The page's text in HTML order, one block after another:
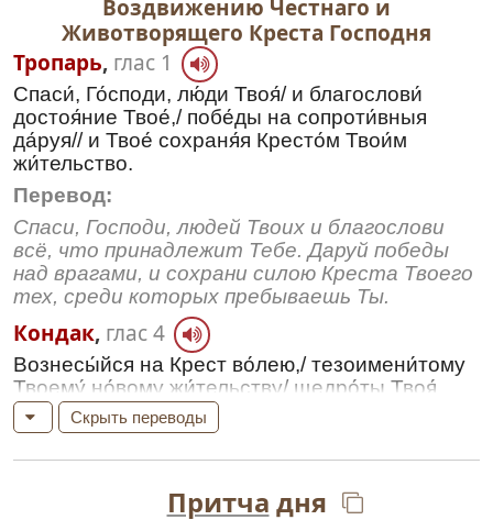
Воздвижению Честнаго и
Животворящего Креста Господня
Тропарь, глас 1
Спаси́, Го́споди, лю́ди Твоя́/ и благослови́
достоя́ние Твое́,/ побе́ды на сопроти́вныя
да́руя// и Твое́ сохраня́я Кресто́м Твои́м
жи́тельство.
Перевод:
Спаси, Господи, людей Твоих и благослови
всё, что принадлежит Тебе. Даруй победы
над врагами, и сохрани силою Креста Твоего
тех, среди которых пребываешь Ты.
Кондак, глас 4
Вознесы́йся на Крест во́лею,/ тезоимени́тому
Твоему́ но́вому жи́тельству/ щедро́ты Твоя́
да́руй, Христе́ Бо́же,/ возвесели́ нас си́лою
Твое́ю,/ побе́ды дая́ нам на сопоста́ты,/
посо́бие иму́щим Твое́ ору́жие ми́ра,//
Скрыть переводы
Притча дня